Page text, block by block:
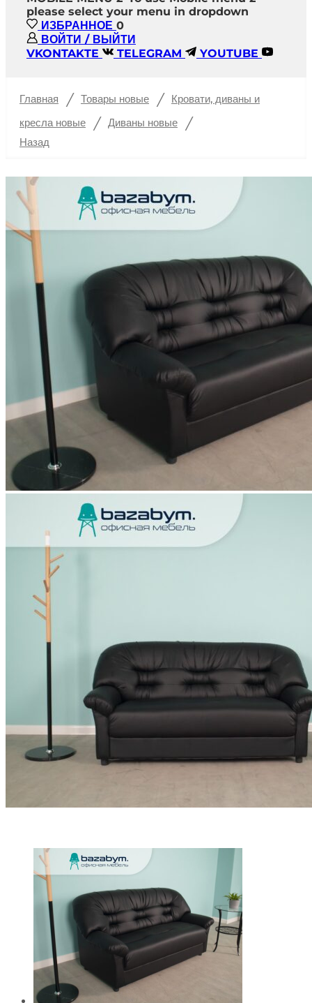
please select your menu in dropdown
ИЗБРАННОЕ 0
ВОЙТИ / ВЫЙТИ
VKONTAKTE
TELEGRAM YOUTUBE
Главная / Товары новые / Кровати, диваны и
кресла новые / Диваны новые /
Назад